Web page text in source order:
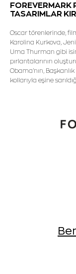
FOREVERMARK
TASARIMLAR
Oscar törenlerinde,
Karolina Kurkova,
Uma Thurman gibi
pırlantalarının
Obama'nın,
kollarıyla eşine